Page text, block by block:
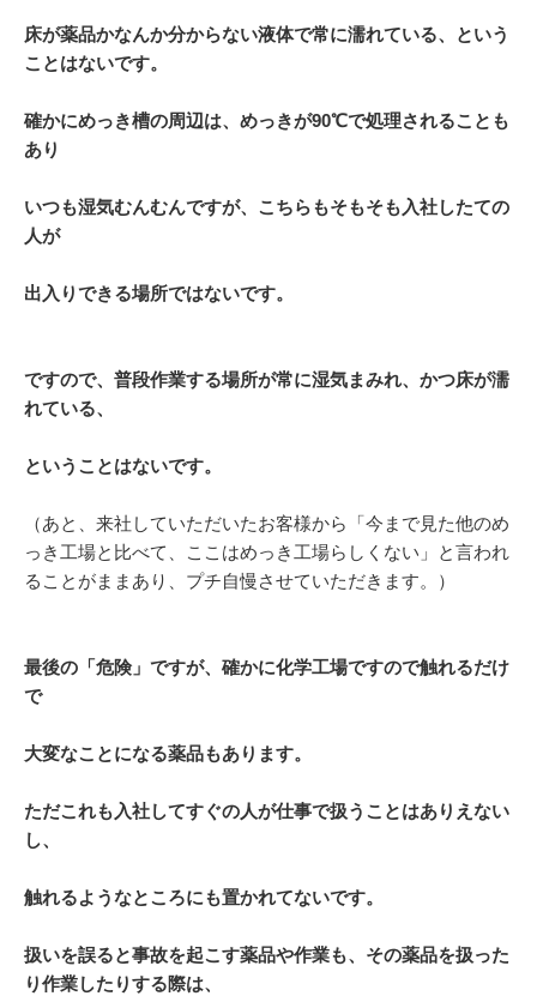
床が薬品かなんか分からない液体で常に濡れている、という
ことはないです。
確かにめっき槽の周辺は、めっきが90℃で処理されることも
あり
いつも湿気むんむんですが、 こちらもそもそも入社したての
人が
出入りできる場所ではないです。
ですので、普段作業する場所が常に湿気まみれ、かつ床が濡
れている、
ということはないです。
（あと、来社していただいたお客様から「今まで見た他のめ
っき工場と比べて、ここはめっき工場らしくない」と言われ
ることがままあり、プチ自慢させていただきます。）
最後の「危険」ですが、確かに化学工場ですので触れるだけ
で
大変なことになる薬品もあり ます。
ただこれも入社してすぐの人が仕事で扱うことはありえない
し、
触れるようなところにも置かれてないです。
扱いを誤ると事故を起こす薬品や作業も、その薬品を扱った
り作業したりする際は、